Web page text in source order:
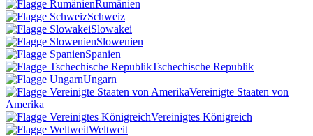
Rumänien
Schweiz
Slowakei
Slowenien
Spanien
Tschechische Republik
Ungarn
Vereinigte Staaten von
Amerika
Vereinigtes Königreich
Weltweit